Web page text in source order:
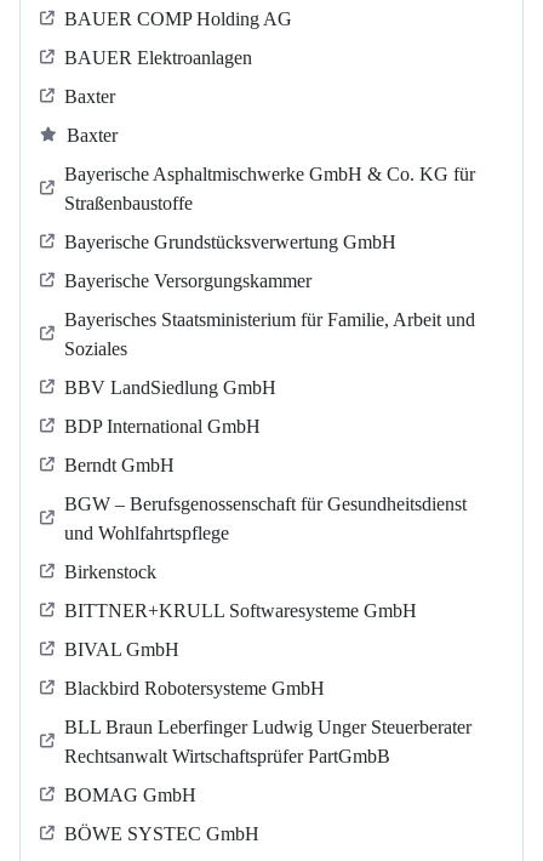
BAUER COMP Holding AG
BAUER Elektroanlagen
Baxter
Baxter
Bayerische Asphaltmischwerke GmbH & Co. KG für
Straßenbaustoffe
Bayerische Grundstücksverwertung GmbH
Bayerische Versorgungskammer
Bayerisches Staatsministerium für Familie, Arbeit und
Soziales
BBV LandSiedlung GmbH
BDP International GmbH
Berndt GmbH
BGW – Berufsgenossenschaft für Gesundheitsdienst
und Wohlfahrtspflege
Birkenstock
BITTNER+KRULL Softwaresysteme GmbH
BIVAL GmbH
Blackbird Robotersysteme GmbH
BLL Braun Leberfinger Ludwig Unger Steuerberater
Rechtsanwalt Wirtschaftsprüfer PartGmbB
BOMAG GmbH
BÖWE SYSTEC GmbH